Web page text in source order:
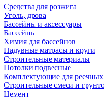
Средства для розжига
Уголь, дрова
Бассейны и аксессуары
Бассейны
Химия для бассейнов
Надувные матрасы и круги
Строительные материалы
Потолки подвесные
Комплектующие для реечных
Строительные смеси и
Цемент